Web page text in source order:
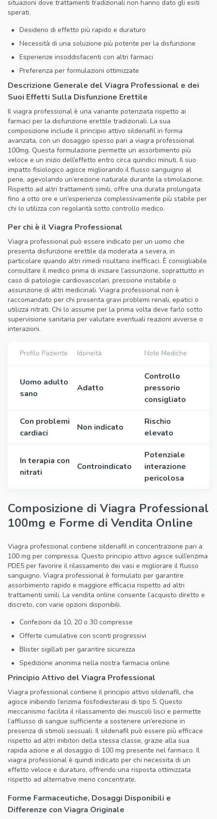
situazioni dove trattamenti tradizionali non hanno dato gli esiti
sperati.
Desiderio di effetto più rapido e duraturo
Necessità di una soluzione più potente per la disfunzione
Esperienze insoddisfacenti con altri farmaci
Preferenza per formulazioni ottimizzate
Descrizione Generale del Viagra Professional e dei
Suoi Effetti Sulla Disfunzione Erettile
Il viagra professional è una variante potenziata rispetto ai
farmaci per la disfunzione erettile tradizionali. La sua
composizione include il principio attivo sildenafil in forma
avanzata, con un dosaggio spesso pari a viagra professional
100mg. Questa formulazione permette un assorbimento più
veloce e un inizio dell’effetto entro circa quindici minuti. Il suo
impatto fisiologico agisce migliorando il flusso sanguigno al
pene, agevolando un’erezione naturale durante la stimolazione.
Rispetto ad altri trattamenti simili, offre una durata prolungata
fino a otto ore e un’esperienza complessivamente più stabile per
chi lo utilizza con regolarità sotto controllo medico.
Per chi è il Viagra Professional
Viagra professional può essere indicato per un uomo che
presenta disfunzione erettile da moderata a severa, in
particolare quando altri rimedi risultano inefficaci. È consigliabile
consultare il medico prima di iniziare l’assunzione, soprattutto in
caso di patologie cardiovascolari, pressione instabile o
assunzione di altri medicinali. Viagra professional non è
raccomandato per chi presenta gravi problemi renali, epatici o
utilizza nitrati. Chi lo assume per la prima volta deve farlo sotto
supervisione sanitaria per valutare eventuali reazioni avverse o
interazioni.
Profilo Paziente Idoneità Note Mediche
Uomo adulto
sano
Adatto
Controllo
pressorio
consigliato
Con problemi
cardiaci
Non indicato
Rischio
elevato
In terapia con
nitrati
Controindicato
Potenziale
interazione
pericolosa
Composizione di Viagra Professional
100mg e Forme di Vendita Online
Viagra professional contiene sildenafil in concentrazione pari a
100 mg per compressa. Questo principio attivo agisce sull’enzima
PDE5 per favorire il rilassamento dei vasi e migliorare il flusso
sanguigno. Viagra professional è formulato per garantire
assorbimento rapido e maggiore efficacia rispetto ad altri
trattamenti simili. La vendita online consente l’acquisto diretto e
discreto, con varie opzioni disponibili.
Confezioni da 10, 20 o 30 compresse
Offerte cumulative con sconti progressivi
Blister sigillati per garantire sicurezza
Spedizione anonima nella nostra farmacia online
Principio Attivo del Viagra Professional
Viagra professional contiene il principio attivo sildenafil, che
agisce inibendo l’enzima fosfodiesterasi di tipo 5. Questo
meccanismo facilita il rilassamento dei muscoli lisci e permette
l’afflusso di sangue sufficiente a sostenere un’erezione in
presenza di stimoli sessuali. Il sildenafil può essere più efficace
rispetto ad altri inibitori della stessa classe, grazie alla sua
rapida azione e al dosaggio di 100 mg presente nel farmaco. Il
viagra professional è quindi indicato per chi necessita di un
effetto veloce e duraturo, offrendo una risposta ottimizzata
rispetto ad alternative meno concentrate.
Forme Farmaceutiche, Dosaggi Disponibili e
Differenze con Viagra Originale